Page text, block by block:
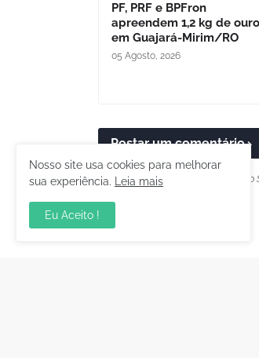
PF, PRF e BPFron
apreendem 1,2 kg de ouro
em Guajará-Mirim/RO
05 Agosto, 2026
Postar um comentário
Please Select Embedded Mode To
Postagem Anterior
Nosso site usa cookies para melhorar
sua experiência.
Leia mais
Eu Aceito !